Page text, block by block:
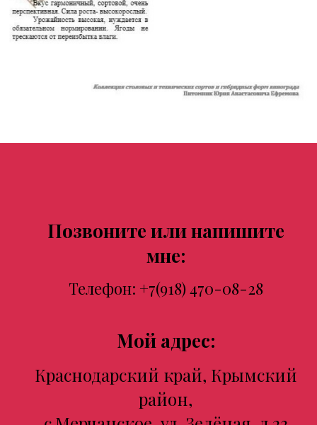
Позвоните или напишите
мне:
Телефон: +7(918) 470-08-28
Мой адрес:
Краснодарский край, Крымский
район,